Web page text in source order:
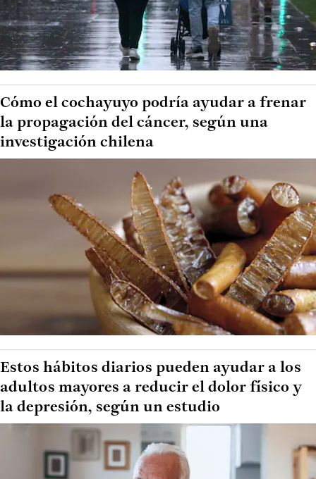
Cómo el cochayuyo podría ayudar a frenar
la propagación del cáncer, según una
investigación chilena
Estos hábitos diarios pueden ayudar a los
adultos mayores a reducir el dolor físico y
la depresión, según un estudio